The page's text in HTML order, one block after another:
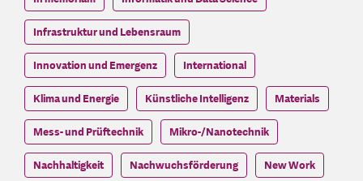
Infrastruktur und Lebensraum
Innovation und Emergenz International
Klima und Energie Künstliche Intelligenz Materials
Mess- und Prüftechnik Mikro-/Nanotechnik
Nachhaltigkeit Nachwuchsförderung New Work